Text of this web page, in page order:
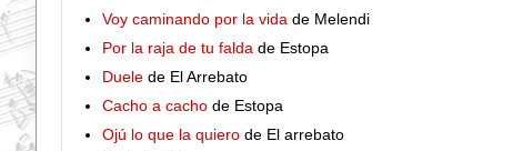
Voy caminando por la vida de Melendi
Por la raja de tu falda de Estopa
Duele de El Arrebato
Cacho a cacho de Estopa
Ojú lo que la quiero de El arrebato